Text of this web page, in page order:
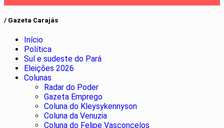
/ Gazeta Carajás
Início
Política
Sul e sudeste do Pará
Eleições 2026
Colunas
Radar do Poder
Gazeta Emprego
Coluna do Kleysykennyson
Coluna da Venuzia
Coluna do Felipe Vasconcelos